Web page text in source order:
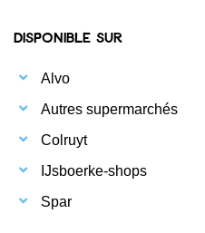
Disponible sur
Alvo
Autres supermarchés
Colruyt
IJsboerke-shops
Spar